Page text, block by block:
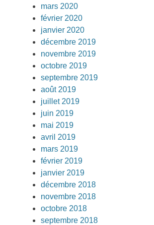
mars 2020
février 2020
janvier 2020
décembre 2019
novembre 2019
octobre 2019
septembre 2019
août 2019
juillet 2019
juin 2019
mai 2019
avril 2019
mars 2019
février 2019
janvier 2019
décembre 2018
novembre 2018
octobre 2018
septembre 2018